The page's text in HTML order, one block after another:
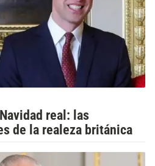
real: las
de la realeza británica